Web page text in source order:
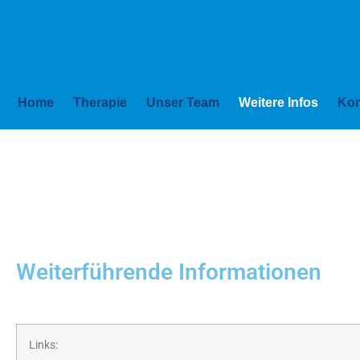
Home Therapie Unser Team Weitere Infos
Weiterführende Informationen
Links: